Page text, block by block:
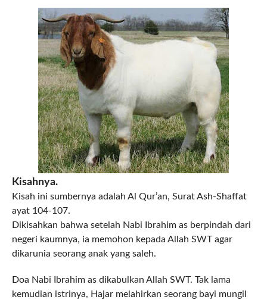
Kisahnya.
Kisah ini sumbernya adalah Al Qur’an, Surat Ash-Shaffat
ayat 104-107.
Dikisahkan bahwa setelah Nabi Ibrahim as berpindah dari
negeri kaumnya, ia memohon kepada Allah SWT agar
dikarunia seorang anak yang saleh.
Doa Nabi Ibrahim as dikabulkan Allah SWT. Tak lama
kemudian istrinya, Hajar melahirkan seorang bayi mungil